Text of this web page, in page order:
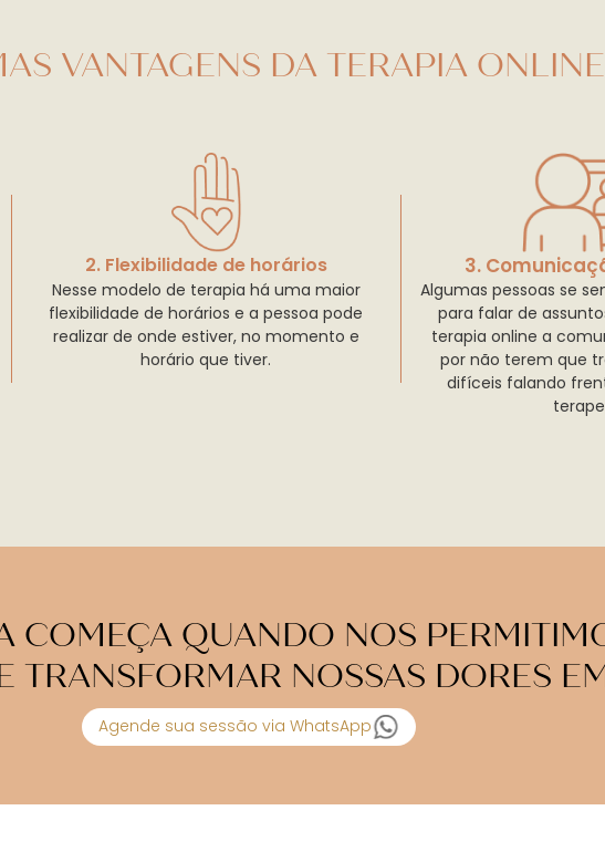
VANTAGENS DA TERAPIA
2. Flexibilidade de horários
Nesse modelo de terapia há uma maior
flexibilidade de horários e a pessoa pode
realizar de onde estiver, no momento e
horário que tiver.
3.
Algumas pessoas se
para falar de
terapia online a
por não terem que
difíceis falando
COMEÇA QUANDO NOS
TRANSFORMAR NOSSAS DORES
Agende sua sessão via WhatsApp